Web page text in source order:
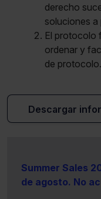
derecho
soluciones
El protocolo
ordenar y
de protocolo.
Descargar
Summer Sales
de agosto. No